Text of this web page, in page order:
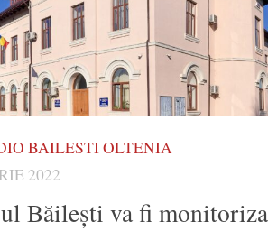
BAILESTI OLTENIA
2022
Băilești va fi